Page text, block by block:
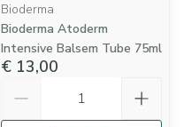
Bioderma
Bioderma Atoderm
Intensive Balsem Tube 75ml
€ 13,00